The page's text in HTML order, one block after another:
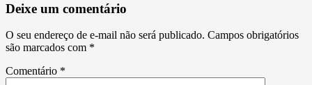
Deixe um comentário
O seu endereço de e-mail não será publicado. Campos obrigatórios
são marcados com *
Comentário *